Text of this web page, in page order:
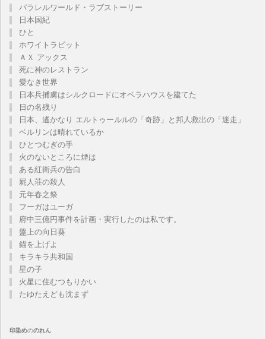
パラレルワールド・ラブストーリー
日本国紀
ひと
ホワイトラビット
ＡＸ アックス
死に神のレストラン
愛なき世界
日本兵捕虜はシルクロードにオペラハウスを建てた
日の名残り
日本、遙かなり エルトゥールルの「奇跡」と邦人救出の「迷走」
ベルリンは晴れているか
ひとつむぎの手
火のないところに煙は
ある紅衛兵の告白
屍人荘の殺人
元年春之祭
フーガはユーガ
府中三億円事件を計画・実行したのは私です。
盤上の向日葵
錨を上げよ
キラキラ共和国
星の子
火星に住むつもりかい
たゆたえども沈まず
印染めののれん